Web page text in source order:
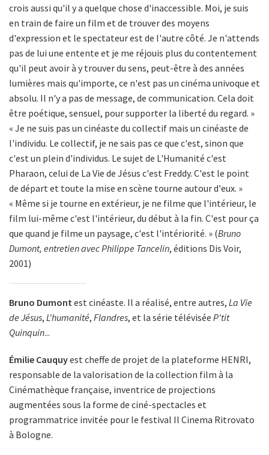
crois aussi qu'il y a quelque chose d'inaccessible. Moi, je suis
en train de faire un film et de trouver des moyens
d'expression et le spectateur est de l'autre côté. Je n'attends
pas de lui une entente et je me réjouis plus du contentement
qu'il peut avoir à y trouver du sens, peut-être à des années
lumières mais qu'importe, ce n'est pas un cinéma univoque et
absolu. Il n'y a pas de message, de communication. Cela doit
être poétique, sensuel, pour supporter la liberté du regard. »
« Je ne suis pas un cinéaste du collectif mais un cinéaste de
l'individu. Le collectif, je ne sais pas ce que c'est, sinon que
c'est un plein d'individus. Le sujet de L'Humanité c'est
Pharaon, celui de La Vie de Jésus c'est Freddy. C'est le point
de départ et toute la mise en scène tourne autour d'eux. »
« Même si je tourne en extérieur, je ne filme que l'intérieur, le
film lui-même c'est l'intérieur, du début à la fin. C'est pour ça
que quand je filme un paysage, c'est l'intériorité. » (Bruno
Dumont, entretien avec Philippe Tancelin, éditions Dis Voir,
2001)
Bruno Dumontest cinéaste. Il a réalisé, entre autres, La Vie
de Jésus, L'humanité, Flandres, et la série télévisée P'tit
Quinquin...
Émilie Cauquyest cheffe de projet de la plateforme HENRI,
responsable de la valorisation de la collection film à la
Cinémathèque française, inventrice de projections
augmentées sous la forme de ciné-spectacles et
programmatrice invitée pour le festival Il Cinema Ritrovato
à Bologne.